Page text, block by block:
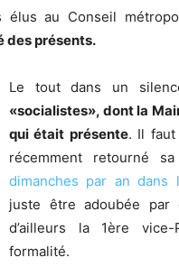
élus au Conseil
des présents.
Le tout dans un
«socialistes», dont la
qui était présente. Il faut
récemment retourné
dimanches par an dans
juste être adoubée
d’ailleurs la 1ère
formalité.